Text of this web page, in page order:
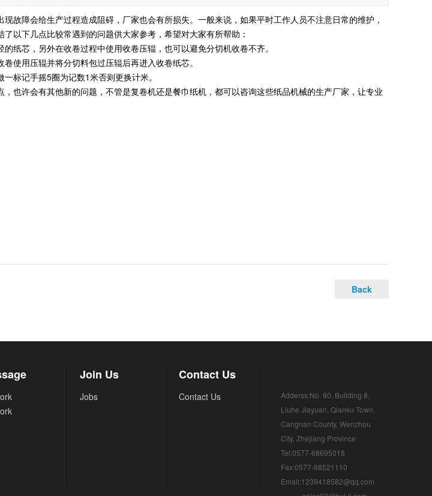
故障会给生产过程造成阻碍，厂家也会有所损失。一般来说，如果平时工作人员不注意日常的维护，
以下几点比较常遇到的问题供大家参考，希望对大家有所帮助：
芯，另外在收卷过程中使用收卷压辊，也可以避免分切机收卷不齐。
用压辊并将分切料包过压辊后再进入收卷纸芯。
标记手摇5圈为记数1米否则更换计米。
许会有其他新的问题，不管是复卷机还是餐巾纸机，都可以咨询这些纸品机械的生产厂家，让专业
Back
Join Us
Jobs
Contact Us
Contact Us
Adderss:No. 80, Building 8,
Liuhe Jiayuan, Qianku Town,
Cangnan County, Wenzhou
City, Zhejiang Province
Tel:0577-68695018
Fax:0577-68521110
Email:1239418582@qq.com